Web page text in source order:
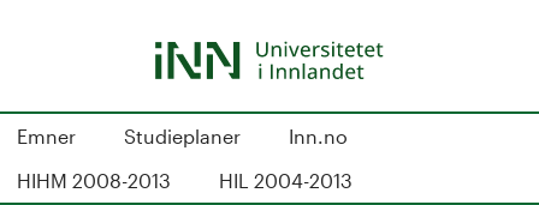
SEmner Studieplaner
Inn.no
HIHM 2008-2013
HIL 2004-2013